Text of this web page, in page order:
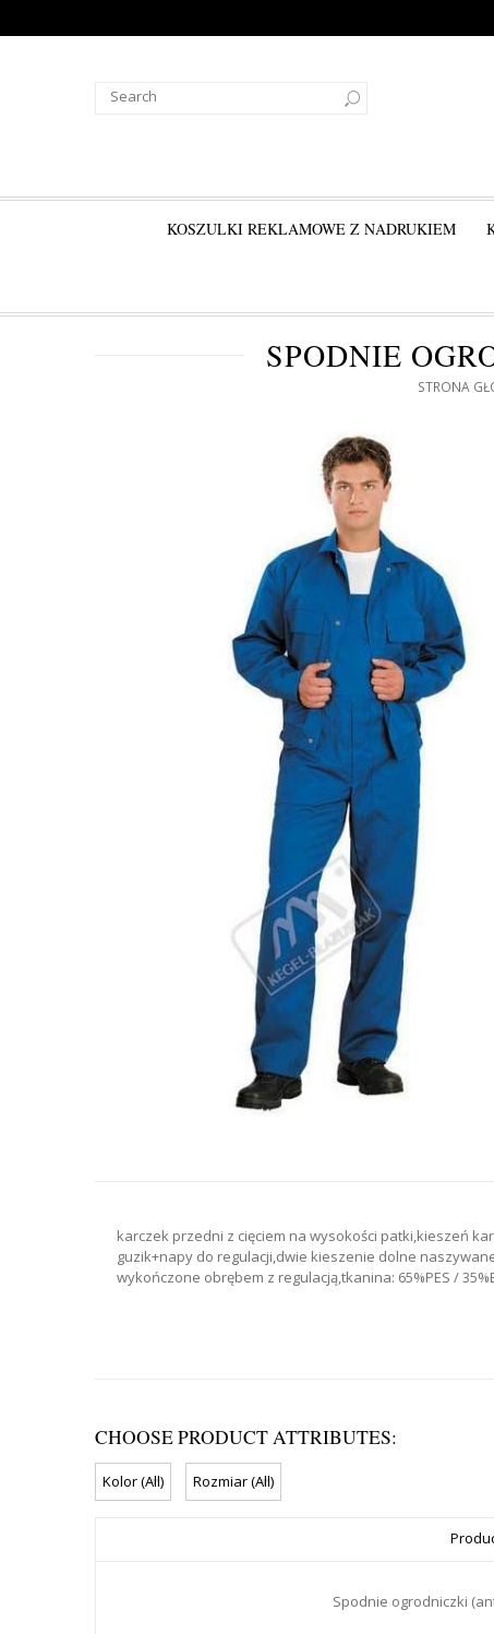
KOSZULKI REKLAMOWE Z NADRUKIEM
SPODNIE
STRONA
karczek przedni z cięciem na wysokości patki,kieszeń
guzik+napy do regulacji,dwie kieszenie dolne
wykończone obrębem z regulacją,tkanina: 65%PES /
CHOOSE PRODUCT ATTRIBUTES:
Spodnie ogrodniczki